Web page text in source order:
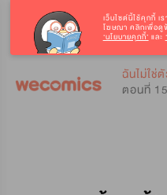
ฉันไม่ใช่
ตอนที่
เว็บไซต์นี้ใช้คุกกี้ เ
โฆษณา คลิกเพื่อดู
‘นโยบายคุกกี้’ และ